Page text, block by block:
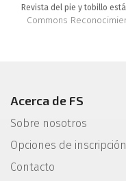
Revista del pie y tobillo
Commons
Acerca de FS
Sobre nosotros
Opciones de inscripción
Contacto